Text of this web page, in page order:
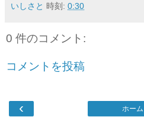
いしさと 時刻: 0:30
0 件のコメント:
コメントを投稿
‹ ホーム